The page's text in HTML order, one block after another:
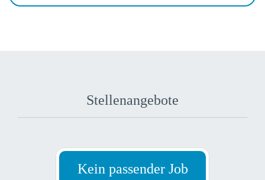
Stellenangebote
Kein passender Job